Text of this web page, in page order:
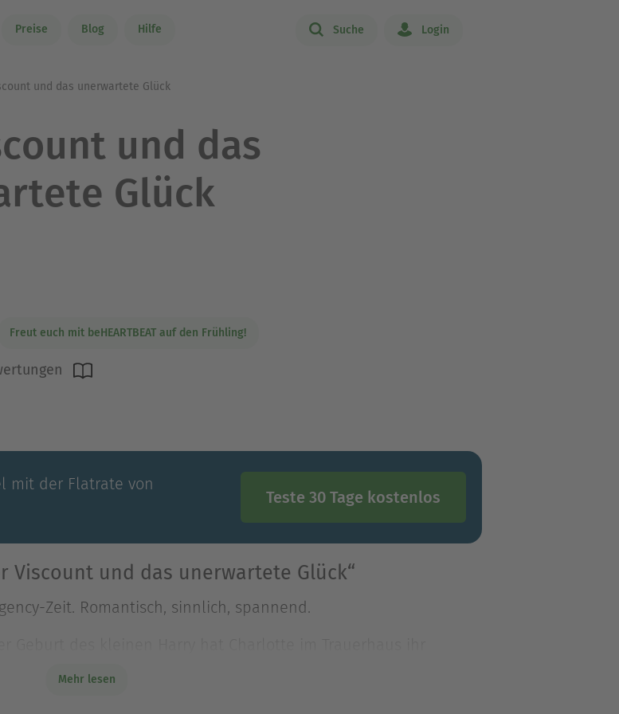
Preise Blog Hilfe Suche Login
und das unerwartete Glück
und das
Glück
Freut euch mit beHEARTBEAT auf den Frühling!
mit der Flatrate von
Teste 30 Tage kostenlos
Viscount und das unerwartete Glück“
Zeit. Romantisch, sinnlich, spannend.
Zeit. Romantisch, sinnlich, spannend.
Mehr lesen